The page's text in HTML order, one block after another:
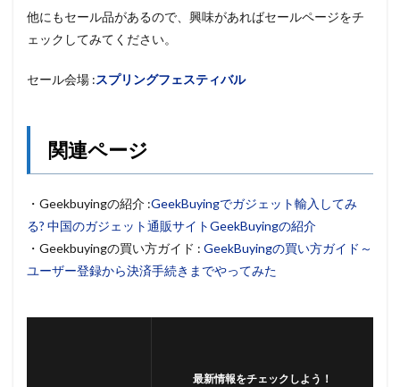
他にもセール品があるので、興味があればセールページをチ
ェックしてみてください。
セール会場 :スプリングフェスティバル
関連ページ
・Geekbuyingの紹介 :GeekBuyingでガジェット輸入してみ
る? 中国のガジェット通販サイトGeekBuyingの紹介
・Geekbuyingの買い方ガイド : GeekBuyingの買い方ガイド～
ユーザー登録から決済手続きまでやってみた
最新情報をチェックしよう！